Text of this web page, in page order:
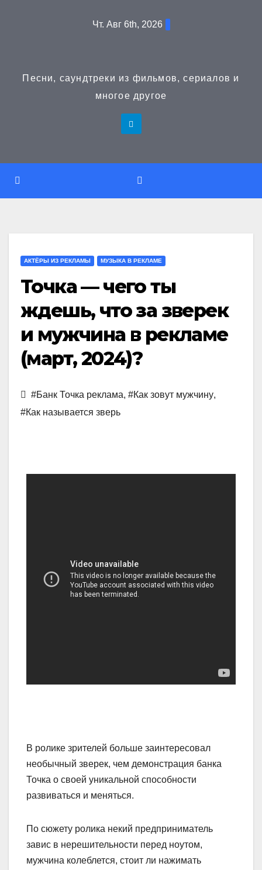
Чт. Авг 6th, 2026
Песни, саундтреки из фильмов, сериалов и
многое другое
АКТЁРЫ ИЗ РЕКЛАМЫ МУЗЫКА В РЕКЛАМЕ
Точка — чего ты
ждешь, что за зверек
и мужчина в рекламе
(март, 2024)?
#Банк Точка реклама, #Как зовут мужчину,
#Как называется зверь
В ролике зрителей больше заинтересовал
необычный зверек, чем демонстрация банка
Точка о своей уникальной способности
развиваться и меняться.
По сюжету ролика некий предприниматель
завис в нерешительности перед ноутом,
мужчина колеблется, стоит ли нажимать